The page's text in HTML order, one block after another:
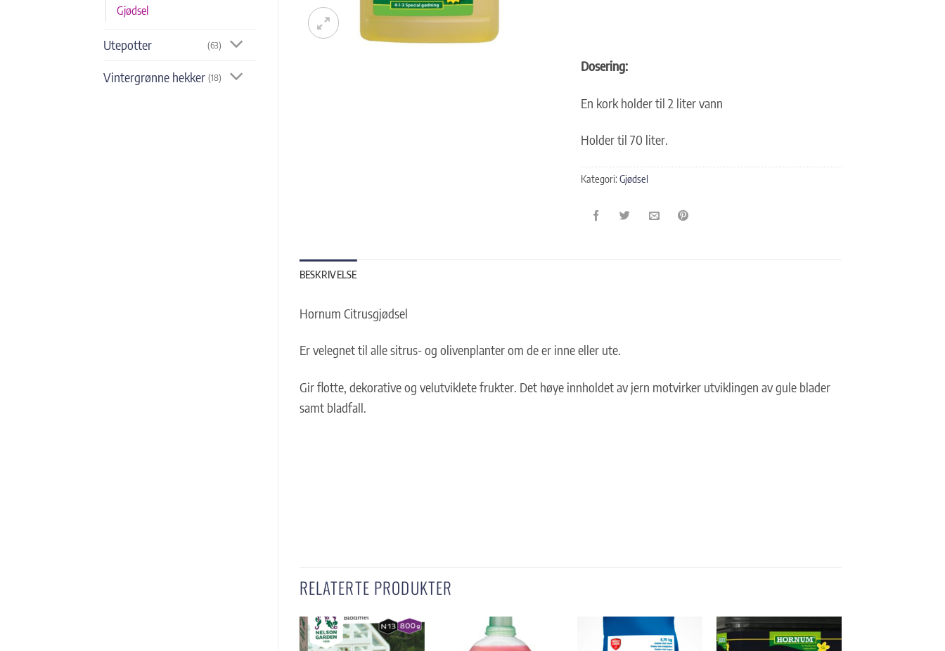
Gjødsel
Utepotter (63)
Vintergrønne hekker (18)
Dosering:
En kork holder til 2 liter vann
Holder til 70 liter.
Kategori:Gjødsel
BESKRIVELSE
Hornum Citrusgjødsel
Er velegnet til alle sitrus- og olivenplanter om de er inne eller ute.
Gir flotte, dekorative og velutviklete frukter. Det høye innholdet av jern motvirker utviklingen av gule blader
samt bladfall.
RELATERTE PRODUKTER